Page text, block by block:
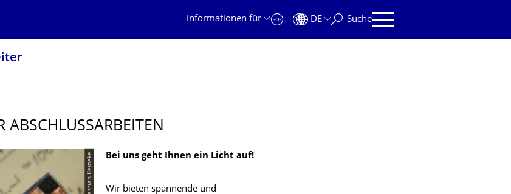
Informationen für
DE Suche
ABSCHLUSSARBEI­TEN
© Sebastian Reineke Bei uns geht Ihnen ein Licht auf!
Wir bieten spannende und